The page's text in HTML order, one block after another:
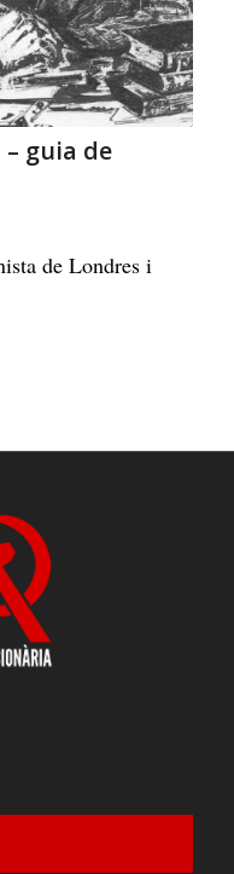
guia de
de Londres i